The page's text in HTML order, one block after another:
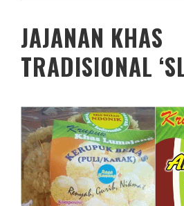
JAJANAN KHAS
TRADISIONAL